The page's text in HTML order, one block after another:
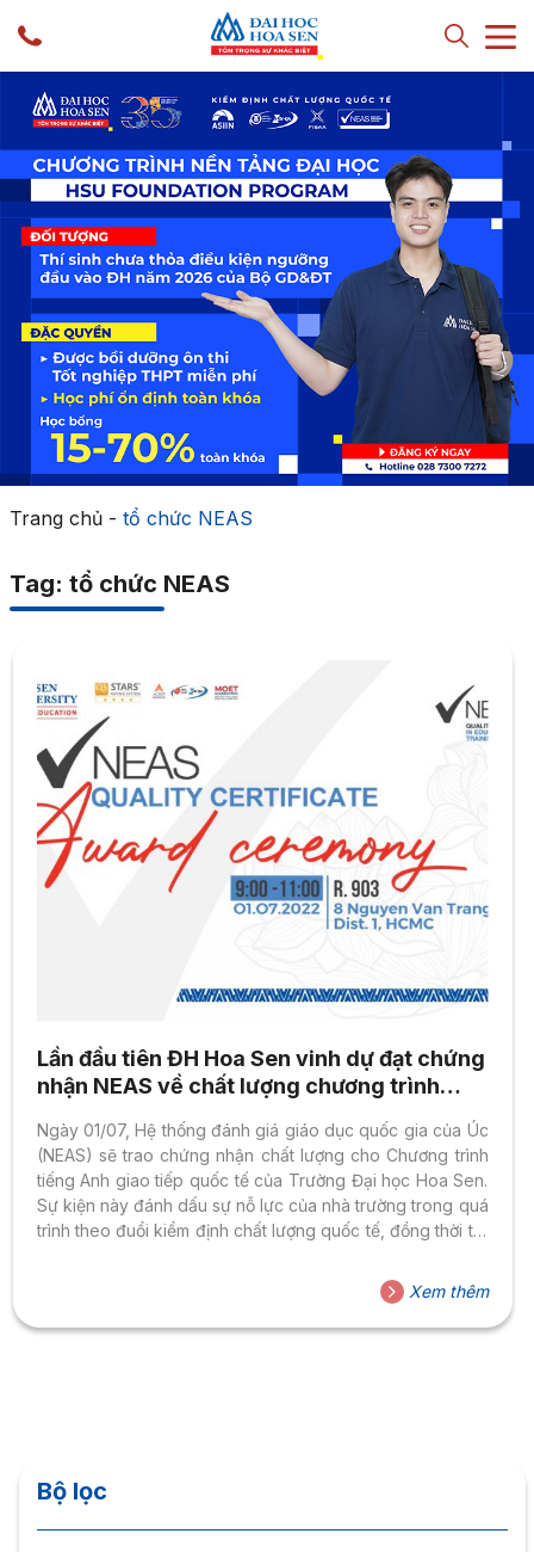
Trang chủ- tổ chức NEAS
Tag: tổ chức NEAS
Lần đầu tiên ĐH Hoa Sen vinh dự đạt chứng
nhận NEAS về chất lượng chương trình
Ngày 01/07, Hệ thống đánh giá giáo dục quốc gia của Úc
(NEAS) sẽ trao chứng nhận chất lượng cho Chương trình
tiếng Anh giao tiếp quốc tế của Trường Đại học Hoa Sen.
Sự kiện này đánh dấu sự nỗ lực của nhà trường trong quá
trình theo đuổi kiểm định chất lượng quốc tế, đồng thời trở
được chứng nhận này. Hệ thống đánh giá giáo dục quốc
gia của Úc – NEAS (National English Language Teaching
Accreditation Scheme) là tổ chức độc lập hàng...
Xem thêm
Bộ lọc